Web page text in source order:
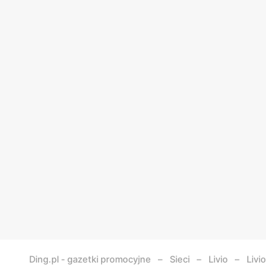
Ding.pl - gazetki promocyjne Sieci Livio Livio